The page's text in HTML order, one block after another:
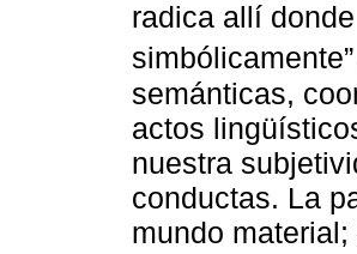
radica allí
semánticas,
actos
nuestra
conductas. La
mundo